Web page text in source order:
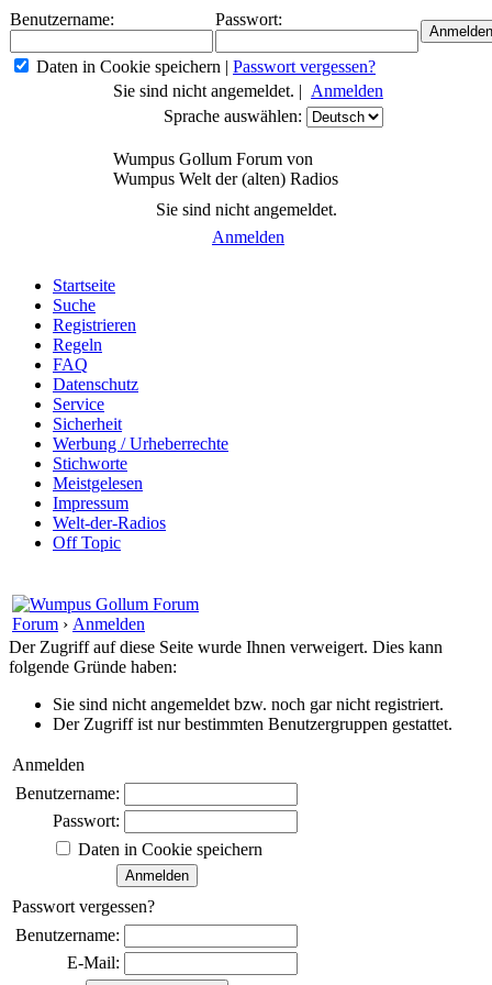
Benutzername: Passwort:
Daten in Cookie speichern | Passwort vergessen?
Sie sind nicht angemeldet. | Anmelden
Sprache auswählen:
Wumpus Gollum Forum von
Wumpus Welt der (alten) Radios
Sie sind nicht angemeldet.
Anmelden
Startseite
Suche
Registrieren
Regeln
FAQ
Datenschutz
Service
Sicherheit
Werbung / Urheberrechte
Stichworte
Meistgelesen
Impressum
Welt-der-Radios
Off Topic
Forum › Anmelden
Der Zugriff auf diese Seite wurde Ihnen verweigert. Dies kann
folgende Gründe haben:
Sie sind nicht angemeldet bzw. noch gar nicht registriert.
Der Zugriff ist nur bestimmten Benutzergruppen gestattet.
Anmelden
Benutzername:
Passwort:
Daten in Cookie speichern
Passwort vergessen?
Benutzername:
E-Mail: